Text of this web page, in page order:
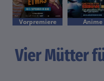
Vorpremiere Anime
Vier Mütter